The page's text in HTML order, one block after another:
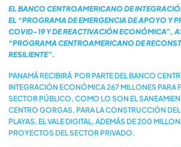
EL BANCO CENTROAMERICANO DE
EL “PROGRAMA DE EMERGENCIA DE APOYO Y
COVID-19 Y DE REACTIVACIÓN ECONÓMICA”,
“PROGRAMA CENTROAMERICANO DE
RESILIENTE”.
PANAMÁ RECIBIRÁ POR PARTE DEL BANCO
INTEGRACIÓN ECONÓMICA 267 MILLONES PARA
SECTOR PÚBLICO, COMO LO SON EL
CENTRO GORGAS, PARA LA CONSTRUCCIÓN
PLAYAS, EL VALE DIGITAL, ADEMÁS DE 200
PROYECTOS DEL SECTOR PRIVADO.